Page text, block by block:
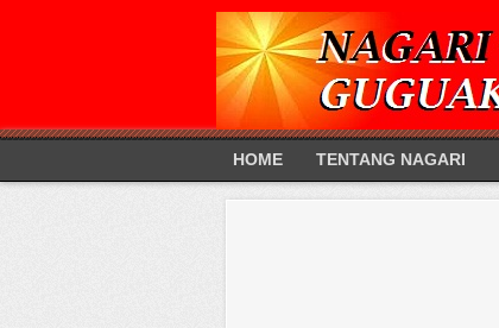
HOME TENTANG NAGARI